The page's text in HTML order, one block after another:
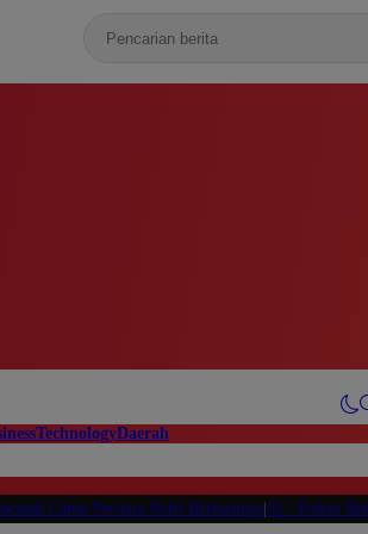
TechnologyDaerah
Calon Perwira Polri Berkualitas|#2 -Polres Brebes